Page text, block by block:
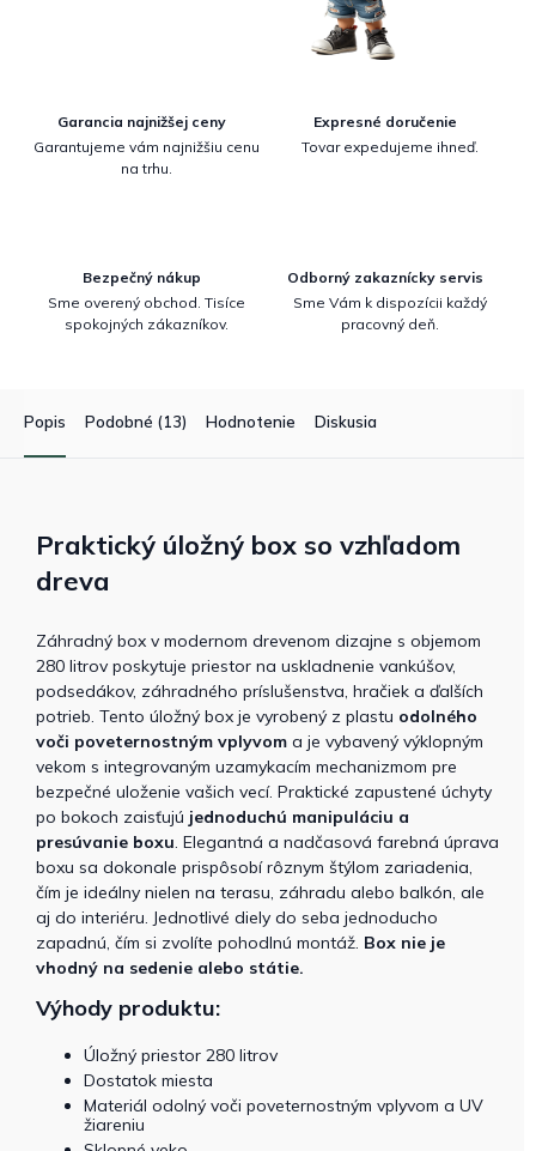
Garancia najnižšej ceny
Garantujeme vám najnižšiu cenu
na trhu.
Expresné doručenie
Tovar expedujeme ihneď.
Bezpečný nákup
Sme overený obchod. Tisíce
spokojných zákazníkov.
Odborný zakaznícky servis
Sme Vám k dispozícii každý
pracovný deň.
Popis Podobné (13) Hodnotenie Diskusia
Praktický úložný box so vzhľadom
dreva
Záhradný box v modernom drevenom dizajne s objemom
280 litrov poskytuje priestor na uskladnenie vankúšov,
podsedákov, záhradného príslušenstva, hračiek a ďalších
potrieb. Tento úložný box je vyrobený z plastu odolného
voči poveternostným vplyvom a je vybavený výklopným
vekom s integrovaným uzamykacím mechanizmom pre
bezpečné uloženie vašich vecí. Praktické zapustené úchyty
po bokoch zaisťujú jednoduchú manipuláciu a
presúvanie boxu . Elegantná a nadčasová farebná úprava
boxu sa dokonale prispôsobí rôznym štýlom zariadenia,
čím je ideálny nielen na terasu, záhradu alebo balkón, ale
aj do interiéru. Jednotlivé diely do seba jednoducho
zapadnú, čím si zvolíte pohodlnú montáž. Box nie je
vhodný na sedenie alebo státie.
Výhody produktu:
Úložný priestor 280 litrov
Dostatok miesta
Materiál odolný voči poveternostným vplyvom a UV
žiareniu